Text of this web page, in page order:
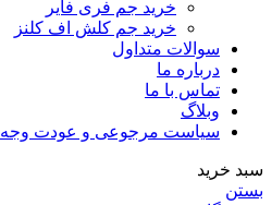
خرید جم فری فایر
خرید جم کلش اف کلنز
سوالات متداول
درباره ما
تماس با ما
وبلاگ
سیاست مرجوعی و عودت وجه
سبد خرید
بستن